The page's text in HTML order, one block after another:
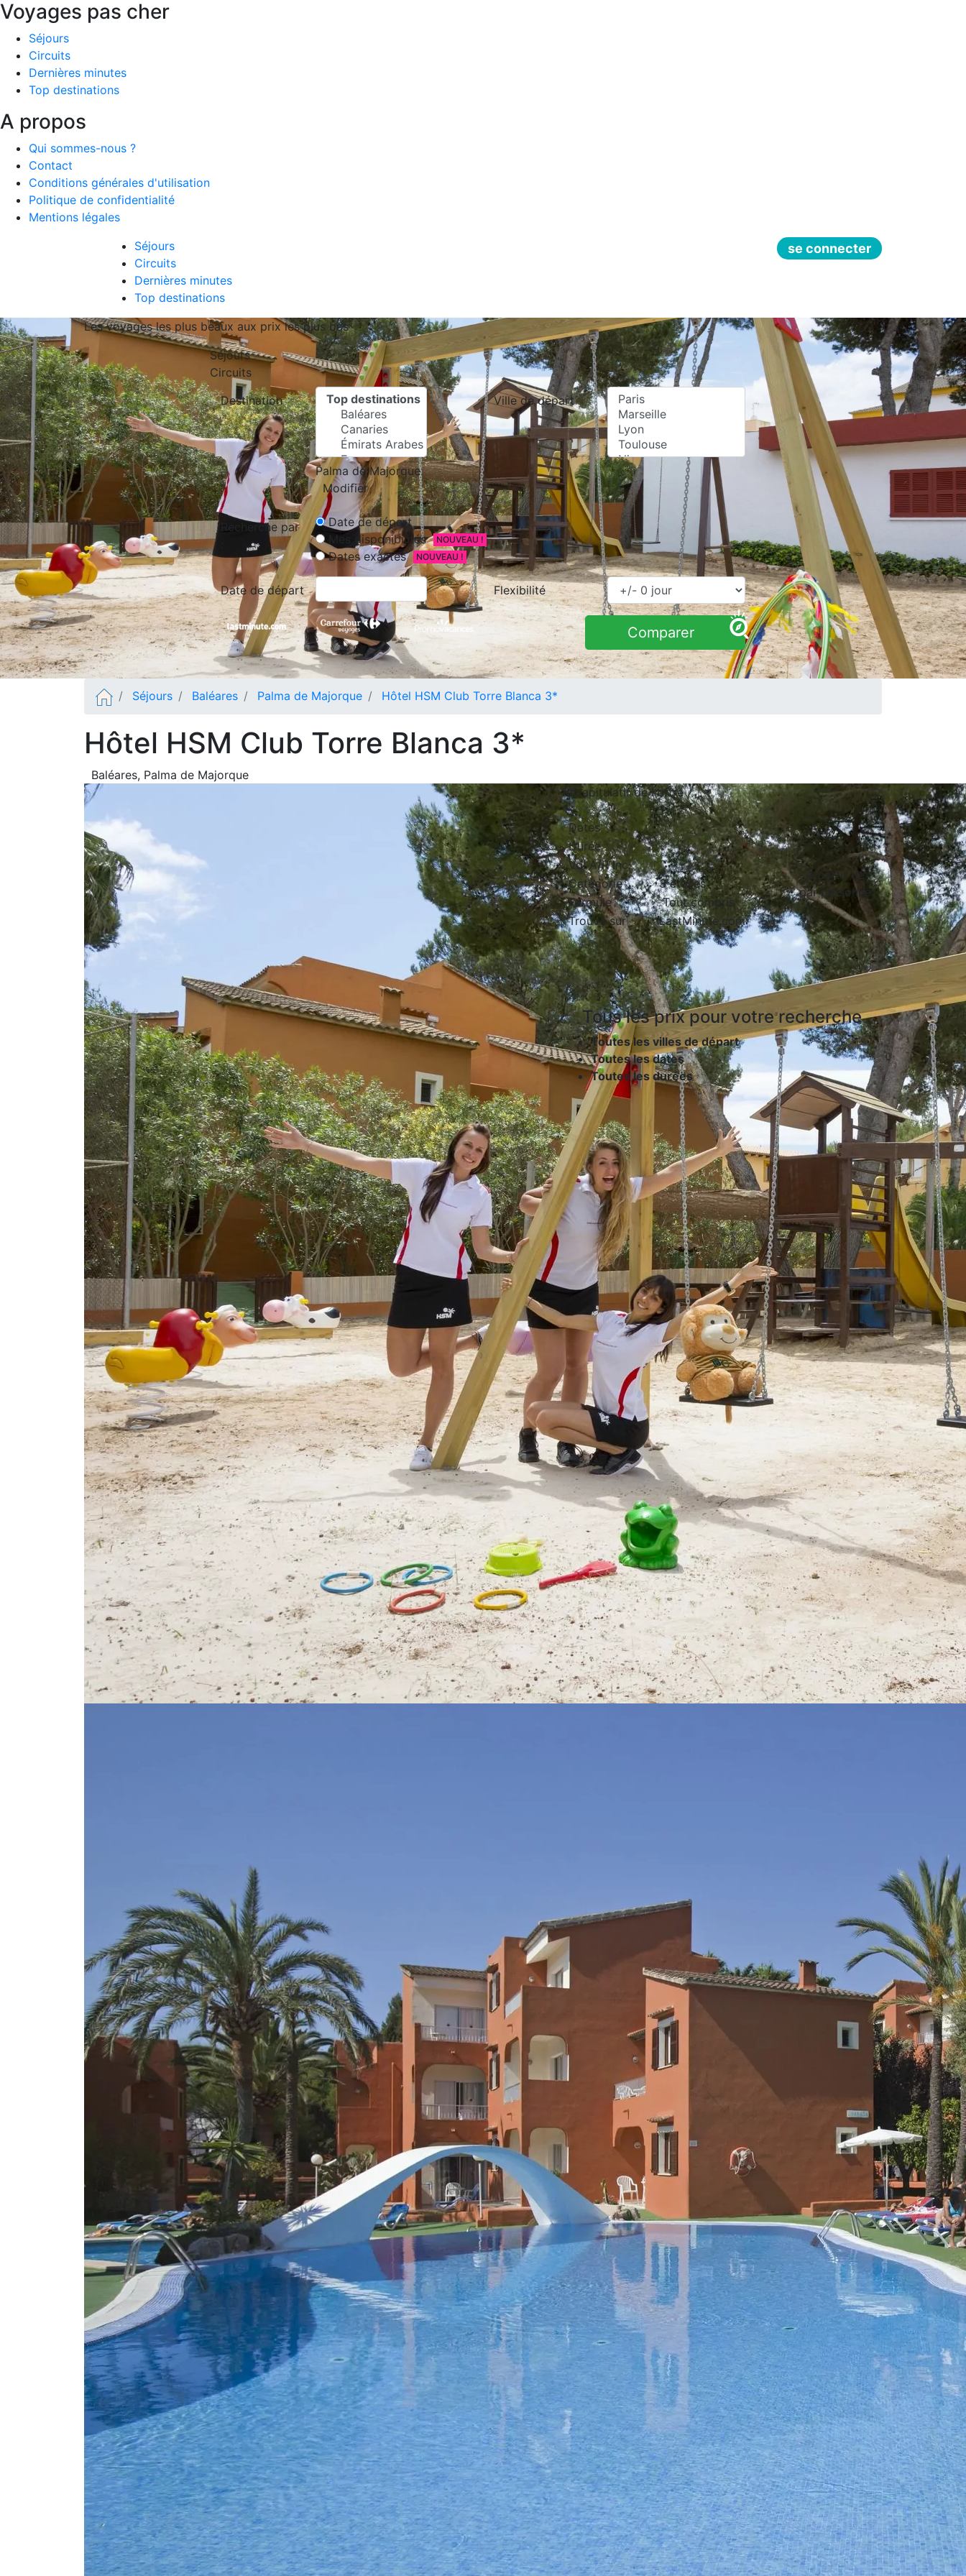
Voyages pas cher
Séjours
Circuits
Dernières minutes
Top destinations
A propos
Qui sommes-nous ?
Contact
Conditions générales d'utilisation
Politique de confidentialité
Mentions légales
Séjours
Circuits
Dernières minutes
Top destinations
se connecter
Les voyages les plus beaux aux prix les plus bas
Séjours
Circuits
Destination
Palma de Majorque
Modifier
Ville de départ
Recherche par
Date de départ
Mes disponibilités
NOUVEAU !
Dates exactes NOUVEAU !
Date de départ Flexibilité
Comparer
Séjours Baléares Palma de Majorque Hôtel HSM Club Torre Blanca 3*
Hôtel HSM Club Torre Blanca 3*
Baléares, Palma de Majorque
Récapitulatif del'offre
Dates
Durée
À partir de
par personne
Vol A/R inc.
Catégorie
3 étoiles
Formule
Tout compris
Trouvé sur
LastMinute.com
Tous les prixpour votre recherche
Toutes les villes de départ
Toutes les dates
Toutes les durées